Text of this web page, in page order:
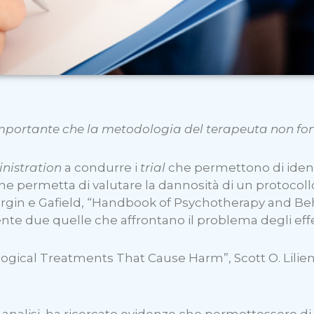
che la metodologia del terapeuta non
a condurre i trial che permettono di
permetta di valutare la dannosità di un
e Gafield, “Handbook of Psychotherapy and
due quelle che affrontano il problema degli
Treatments That Cause Harm”, Scott O.